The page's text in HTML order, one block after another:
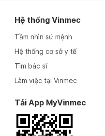
Hệ thống Vinmec
Tầm nhìn sứ mệnh
Hệ thống cơ sở y tế
Tìm bác sĩ
Làm việc tại Vinmec
Tải App MyVinmec